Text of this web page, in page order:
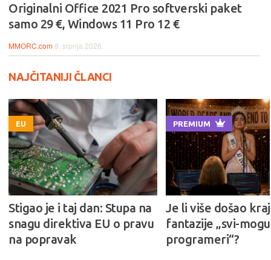
Originalni Office 2021 Pro softverski paket
samo 29 €, Windows 11 Pro 12 €
MMORC.com8. srpnja 2026.
NAJČITANIJI ČLANCI
EU
Stigao je i taj dan: Stupa na
snagu direktiva EU o pravu
na popravak
PREMIUM
Je li više došao kraj
fantazije „svi-
programeri“?